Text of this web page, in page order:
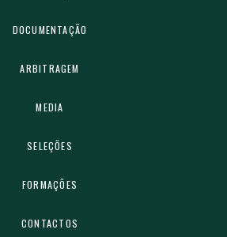
DOCUMENTAÇÃO
ARBITRAGEM
MEDIA
SELEÇÕES
FORMAÇÕES
CONTACTOS